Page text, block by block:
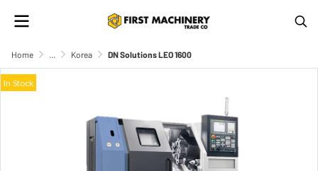
Home ... Korea DN Solutions LEO 1600
In Stock